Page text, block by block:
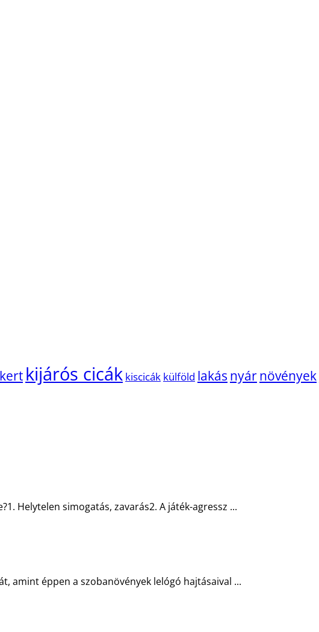
kert kijárós cicák kiscicák külföld lakás nyárnövények
Helytelen simogatás, zavarás2. A játék-agressz ...
amint éppen a szobanövények lelógó hajtásaival ...